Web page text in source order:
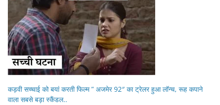
कड़वी सच्चाई को बयां करती फिल्म ” अजमेर 92″ का ट्रेलर हुआ लॉन्च, रूह कपाने
वाला सबसे बड़ा स्कैंडल..